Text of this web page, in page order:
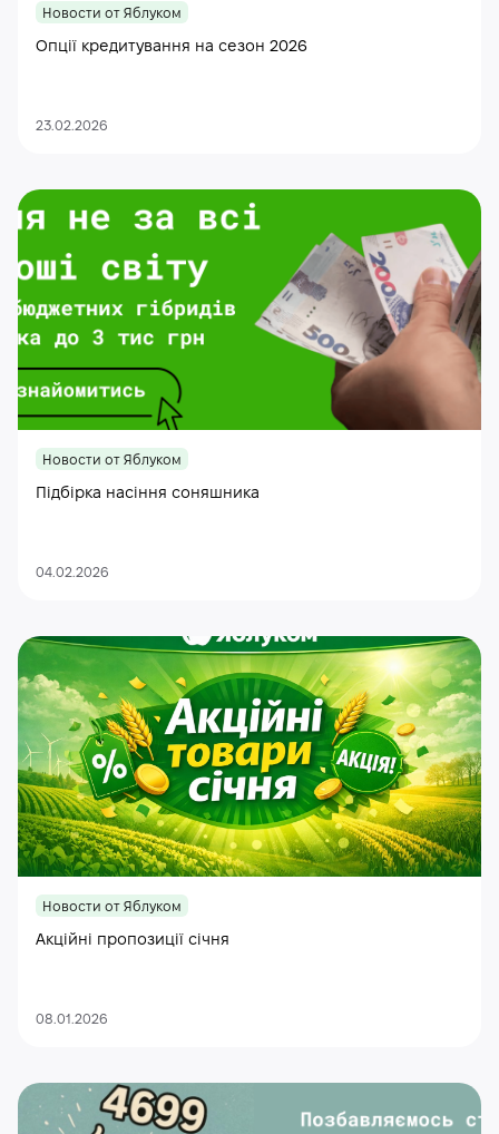
Новости от Яблуком
Опції кредитування на сезон 2026
23.02.2026
Новости от Яблуком
Підбірка насіння соняшника
04.02.2026
Новости от Яблуком
Акційні пропозиції січня
08.01.2026